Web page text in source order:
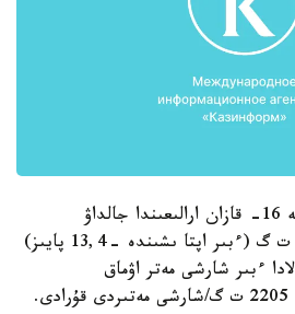
2016 -جىلدىڭ 10 جانە 16- قازان ارالىعىندا جالداۋ
ستاۆكاسى ايىنا 136000 ت گ (ءبىر اپتا ىشىندە -13,4 پايىز)
ءبىر شارشى مەتر اۋماق